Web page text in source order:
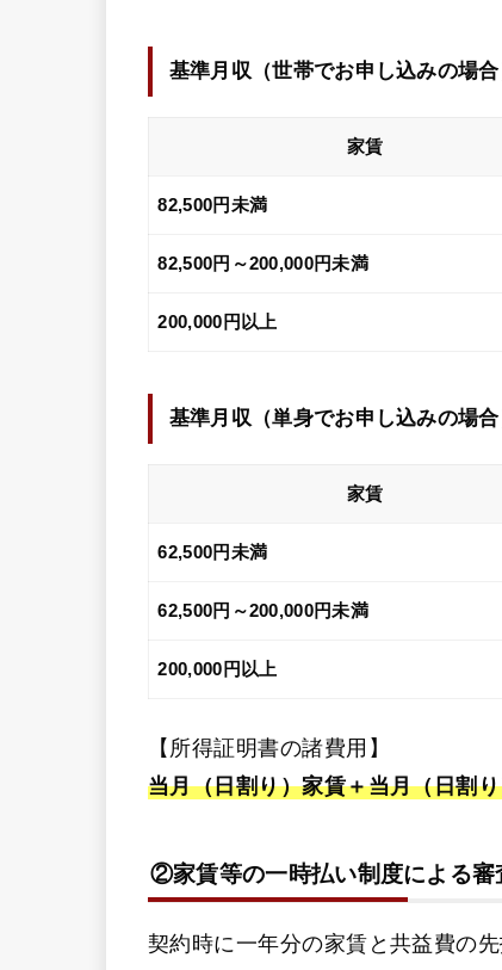
基準月収（世帯でお申し込みの場合
家賃
82,500円未満
82,500円～200,000円未満
200,000円以上
基準月収（単身でお申し込みの場合
家賃
62,500円未満
62,500円～200,000円未満
200,000円以上
【所得証明書の諸費用】
当月（日割り）家賃＋当月（日割
②家賃等の一時払い制度による審
契約時に一年分の家賃と共益費の